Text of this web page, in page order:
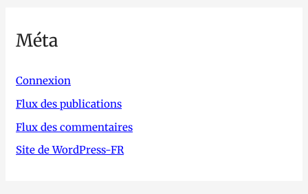
Méta
Connexion
Flux des publications
Flux des commentaires
Site de WordPress-FR